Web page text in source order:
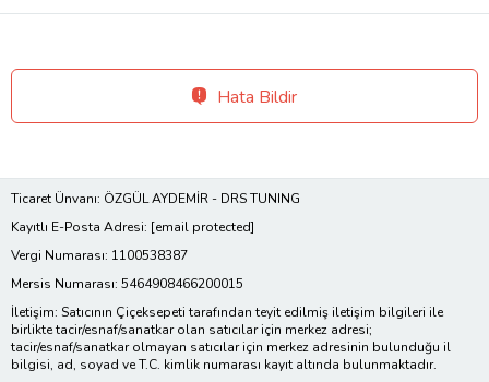
Hata Bildir
Ticaret Ünvanı: ÖZGÜL AYDEMİR - DRS TUNING
Kayıtlı E-Posta Adresi: [email protected]
Vergi Numarası: 1100538387
Mersis Numarası: 5464908466200015
İletişim: Satıcının Çiçeksepeti tarafından teyit edilmiş iletişim bilgileri ile
birlikte tacir/esnaf/sanatkar olan satıcılar için merkez adresi;
tacir/esnaf/sanatkar olmayan satıcılar için merkez adresinin bulunduğu il
bilgisi, ad, soyad ve T.C. kimlik numarası kayıt altında bulunmaktadır.